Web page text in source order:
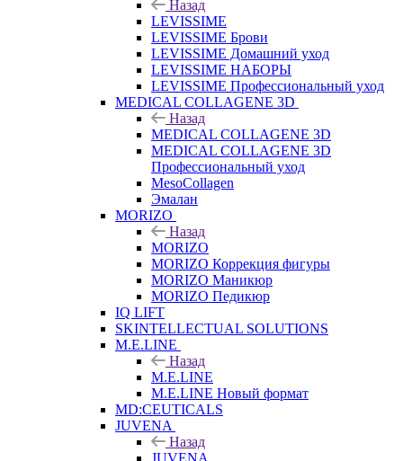
Назад
LEVISSIME
LEVISSIME Брови
LEVISSIME Домашний уход
LEVISSIME НАБОРЫ
LEVISSIME Профессиональный уход
MEDICAL COLLAGENE 3D
Назад
MEDICAL COLLAGENE 3D
MEDICAL COLLAGENE 3D
Профессиональный уход
MesoCollagen
Эмалан
MORIZO
Назад
MORIZO
MORIZO Коррекция фигуры
MORIZO Маникюр
MORIZO Педикюр
IQ LIFT
SKINTELLECTUAL SOLUTIONS
M.E.LINE
Назад
M.E.LINE
M.E.LINE Новый формат
MD:CEUTICALS
JUVENA
Назад
JUVENA